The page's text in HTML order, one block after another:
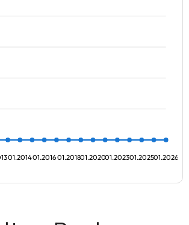
01.201401.201601.201801.202001.202301.202501.2026